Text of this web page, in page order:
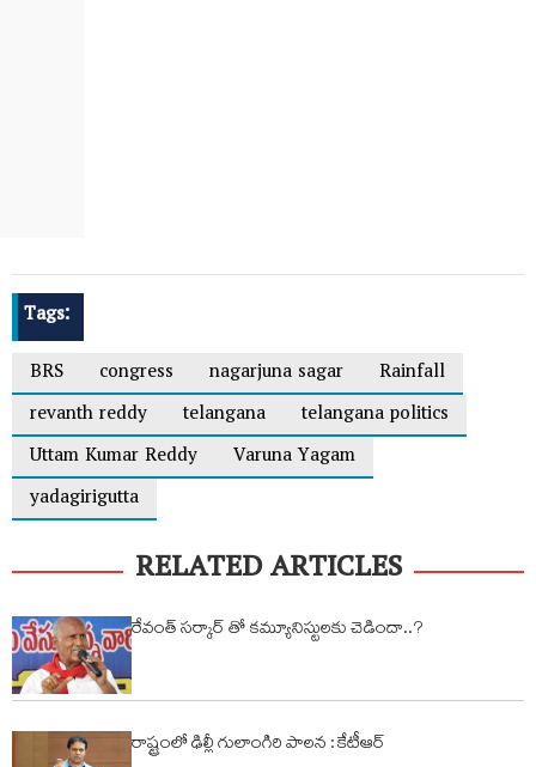
Tags:
BRS
congress nagarjuna sagar
Rainfall
revanth reddy
telangana
telangana politics
Uttam Kumar Reddy
Varuna Yagam
yadagirigutta
RELATED ARTICLES
రేవంత్ సర్కార్ తో కమ్యూనిస్టులకు చెడిందా..?
రాష్ట్రంలో ఢిల్లీ గులాంగిరి పాలన : కేటీఆర్